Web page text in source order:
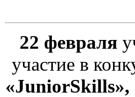
22 февраля
участие в
«JuniorSkills»,